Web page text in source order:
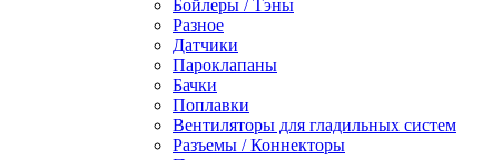
Бойлеры / Тэны
Разное
Датчики
Пароклапаны
Бачки
Поплавки
Вентиляторы для гладильных систем
Разъемы / Коннекторы